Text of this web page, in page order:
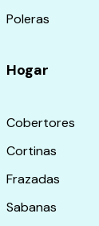
Poleras
Hogar
Cobertores
Cortinas
Frazadas
Sabanas